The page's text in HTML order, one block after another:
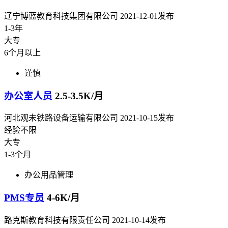
辽宁博蓝教育科技集团有限公司 2021-12-01发布
1-3年
大专
6个月以上
谨慎
办公室人员 2.5-3.5K/月
河北观未铁路设备运输有限公司 2021-10-15发布
经验不限
大专
1-3个月
办公用品管理
PMS专员 4-6K/月
路克斯教育科技有限责任公司 2021-10-14发布